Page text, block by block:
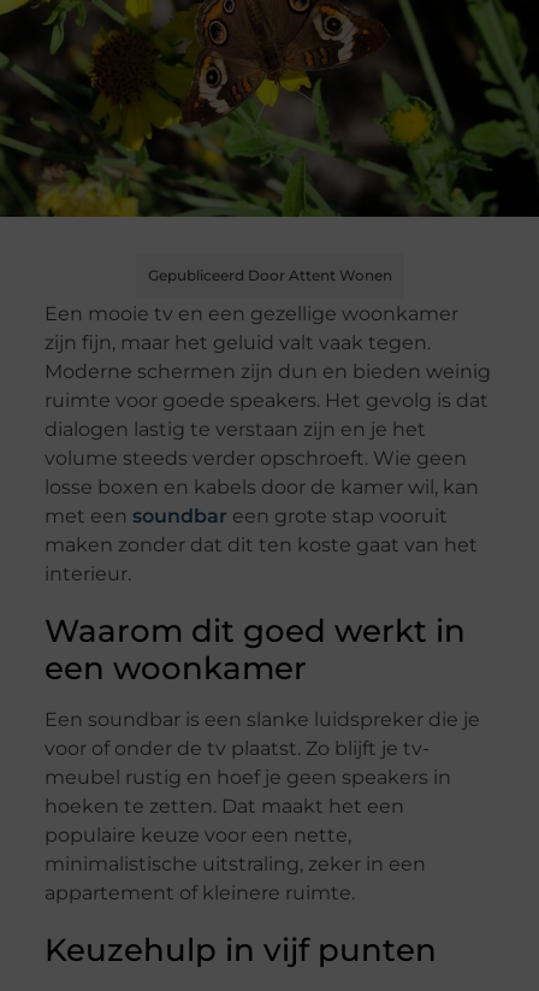
Gepubliceerd Door Attent Wonen
Een mooie tv en een gezellige woonkamer
zijn fijn, maar het geluid valt vaak tegen.
Moderne schermen zijn dun en bieden weinig
ruimte voor goede speakers. Het gevolg is dat
dialogen lastig te verstaan zijn en je het
volume steeds verder opschroeft. Wie geen
losse boxen en kabels door de kamer wil, kan
met een soundbar een grote stap vooruit
maken zonder dat dit ten koste gaat van het
interieur.
Waarom dit goed werkt in
een woonkamer
Een soundbar is een slanke luidspreker die je
voor of onder de tv plaatst. Zo blijft je tv-
meubel rustig en hoef je geen speakers in
hoeken te zetten. Dat maakt het een
populaire keuze voor een nette,
minimalistische uitstraling, zeker in een
appartement of kleinere ruimte.
Keuzehulp in vijf punten